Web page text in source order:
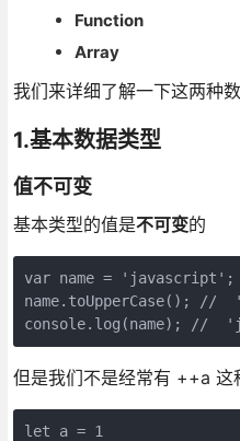
Function
Array
我们来详细了解一下这两种
1.基本数据类型
值不可变
基本类型的值是不可变的
var name = 'javascript';
name.toUpperCase(); //
console.log(name); //
但是我们不是经常有 ++a 这
let a = 1